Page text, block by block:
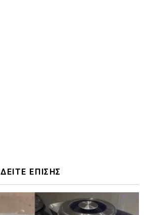
ΔΕΙΤΕ ΕΠΙΣΗΣ